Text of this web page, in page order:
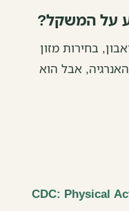
על המשקל?
בחירות מזון
אבל הוא
CDC: Physical